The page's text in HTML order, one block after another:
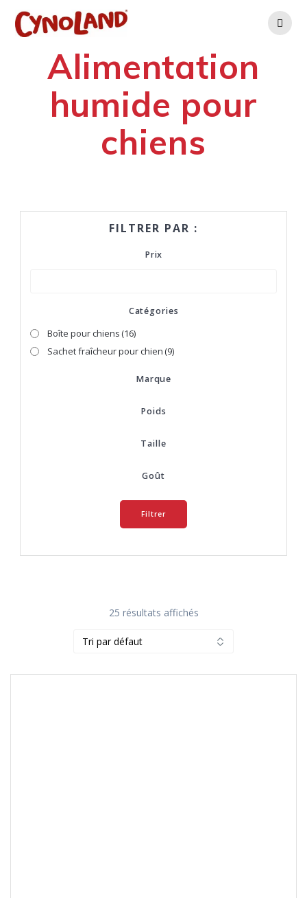
Alimentation
humide pour
chiens
FILTRER PAR :
Prix
Catégories
Boîte pour chiens(16)
Sachet fraîcheur pour chien(9)
Marque
Poids
Taille
Goût
Filtrer
25 résultats affichés